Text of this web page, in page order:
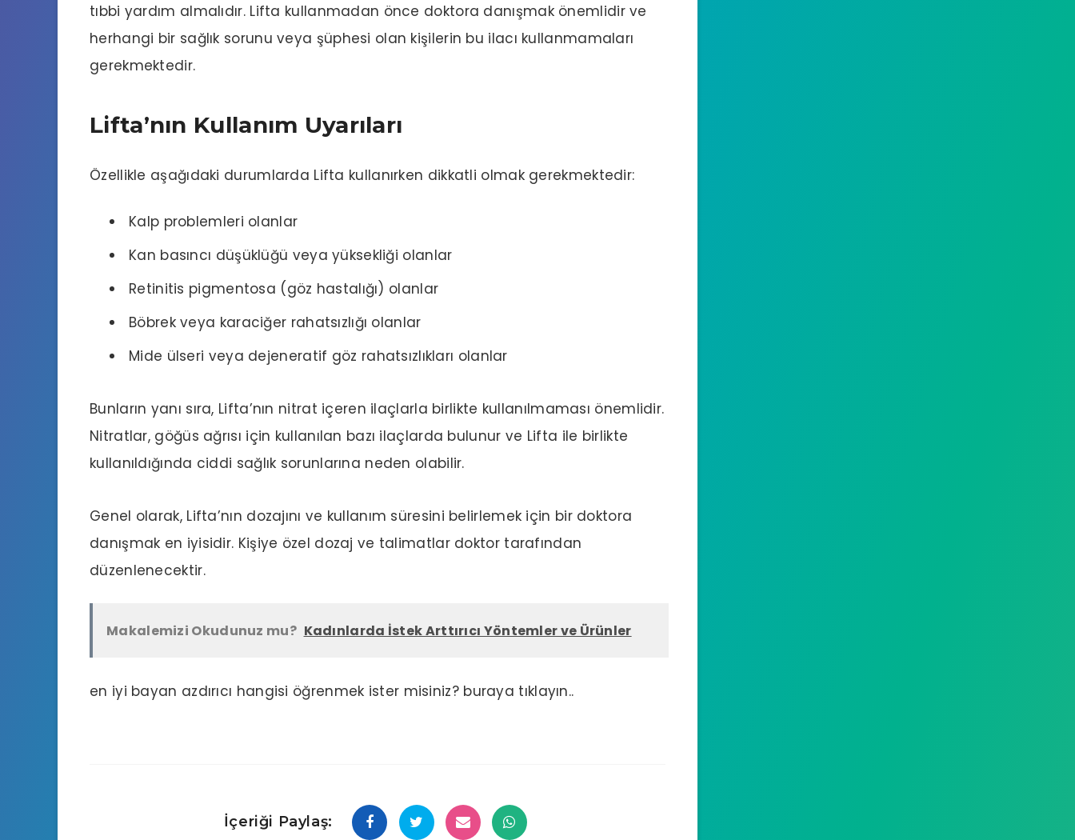
tıbbi yardım almalıdır. Lifta kullanmadan önce doktora danışmak önemlidir ve
herhangi bir sağlık sorunu veya şüphesi olan kişilerin bu ilacı kullanmamaları
gerekmektedir.
Lifta’nın Kullanım Uyarıları
Özellikle aşağıdaki durumlarda Lifta kullanırken dikkatli olmak gerekmektedir:
Kalp problemleri olanlar
Kan basıncı düşüklüğü veya yüksekliği olanlar
Retinitis pigmentosa (göz hastalığı) olanlar
Böbrek veya karaciğer rahatsızlığı olanlar
Mide ülseri veya dejeneratif göz rahatsızlıkları olanlar
Bunların yanı sıra, Lifta’nın nitrat içeren ilaçlarla birlikte kullanılmaması önemlidir.
Nitratlar, göğüs ağrısı için kullanılan bazı ilaçlarda bulunur ve Lifta ile birlikte
kullanıldığında ciddi sağlık sorunlarına neden olabilir.
Genel olarak, Lifta’nın dozajını ve kullanım süresini belirlemek için bir doktora
danışmak en iyisidir. Kişiye özel dozaj ve talimatlar doktor tarafından
düzenlenecektir.
Makalemizi Okudunuz mu? Kadınlarda İstek Arttırıcı Yöntemler ve Ürünler
en iyi bayan azdırıcı hangisi öğrenmek ister misiniz? buraya tıklayın..
İçeriği Paylaş: